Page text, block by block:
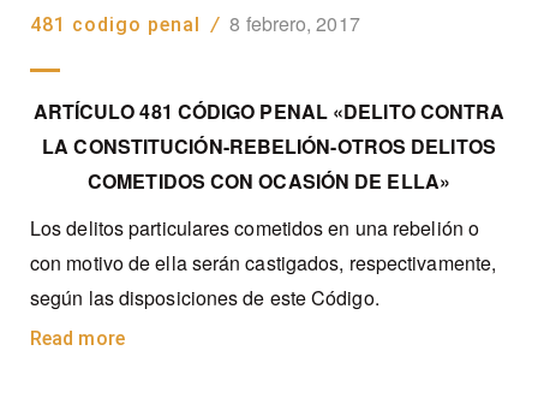
481 codigo penal / 8 febrero, 2017
ARTÍCULO 481 CÓDIGO PENAL «DELITO CONTRA
LA CONSTITUCIÓN-REBELIÓN-OTROS DELITOS
COMETIDOS CON OCASIÓN DE ELLA»
Los delitos particulares cometidos en una rebelión o
con motivo de ella serán castigados, respectivamente,
según las disposiciones de este Código.
Read more